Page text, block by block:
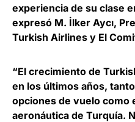
experiencia de su clase
expresó M. İlker Aycı,
Turkish Airlines y El
“El crecimiento de
en los últimos años,
opciones de vuelo como
aeronáutica de Turquía.